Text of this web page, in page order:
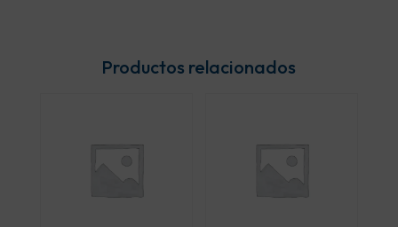
Productos relacionados